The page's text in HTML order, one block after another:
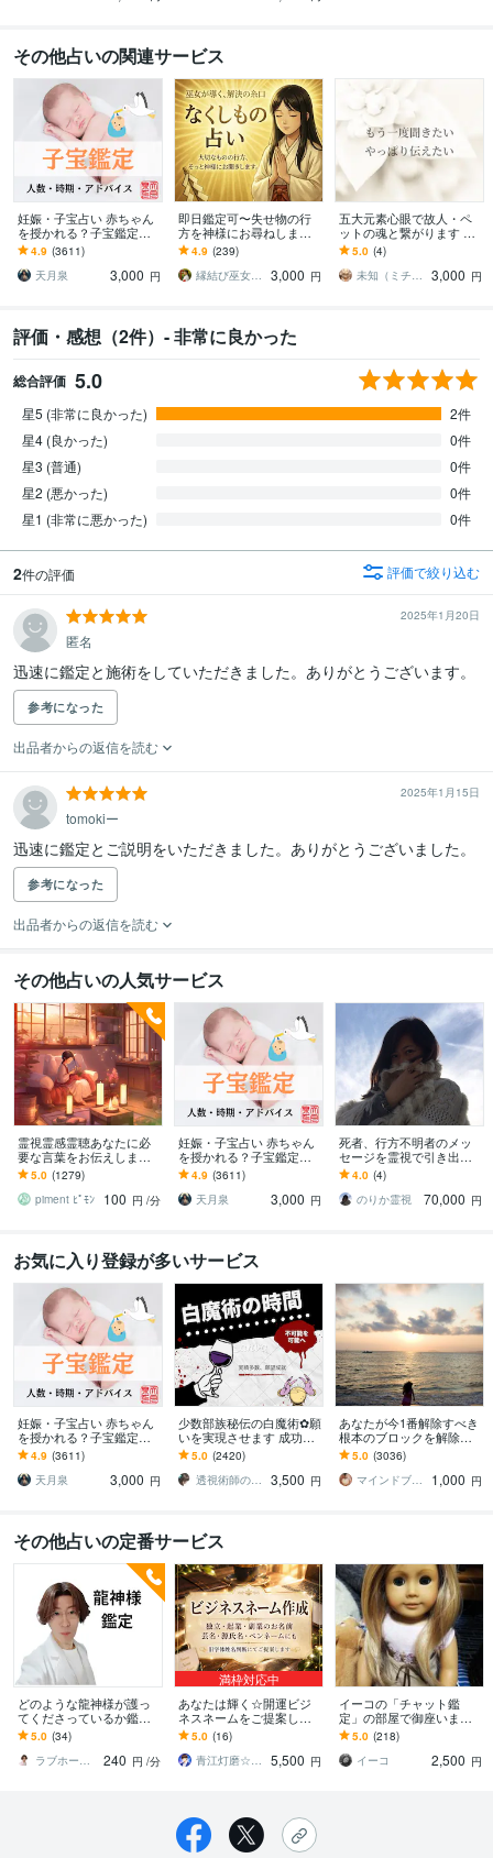
その他占いの関連サービス
妊娠・子宝占い 赤ちゃん
を授かれる？子宝鑑定し
ます 子供を授かるか、授
かる時期、性別、授かる
ための行動を鑑定
4.9 (3611)
天月泉
3,000 円
即日鑑定可〜失せ物の行
方を神様にお尋ねします
探し物、落とし物、紛失
物の行方を神様にお尋ね
します
4.9 (239)
縁結び巫女＊ゆい⛩️霊視鑑定
3,000 円
五大元素心眼で故人・ペ
ットの魂と繋がります 届
けられなかった言葉を、
魂レベルで繋いで届けま
す
5.0 (4)
​未知（ミチ）｜五大元素×インド心眼霊視
3,000 円
評価・感想（2件）- 非常に良かった
総合評価 5.0
星5 (非常に良かった)
2件
星4 (良かった)
0件
星3 (普通)
0件
星2 (悪かった)
0件
星1 (非常に悪かった)
0件
2件の評価 評価で絞り込む
2025年1月20日
匿名
迅速に鑑定と施術をしていただきました。ありがとうございます。
参考になった
出品者からの返信を読む
2025年1月15日
tomokiー
迅速に鑑定とご説明をいただきました。ありがとうございました。
参考になった
出品者からの返信を読む
その他占いの人気サービス
霊視霊感霊聴あなたに必
要な言葉をお伝えします
〜〜例えばふとこの場所
がリアルなのかわからな
くなる瞬間に〜〜
5.0 (1279)
piment ﾋﾟﾓﾝ
100 円 /分
妊娠・子宝占い 赤ちゃん
を授かれる？子宝鑑定し
ます 子供を授かるか、授
かる時期、性別、授かる
ための行動を鑑定
4.9 (3611)
天月泉
3,000 円
死者、行方不明者のメッ
セージを霊視で引き出し
ます 探偵に頼む前に。実
績多数、特殊な霊視鑑定
となります。
4.0 (4)
のりか霊視
70,000 円
お気に入り登録が多いサービス
妊娠・子宝占い 赤ちゃん
を授かれる？子宝鑑定し
ます 子供を授かるか、授
かる時期、性別、授かる
ための行動を鑑定
4.9 (3611)
天月泉
3,000 円
少数部族秘伝の白魔術✿願
いを実現させます 成功率8
0%☆願いを実現します✿
5.0 (2420)
透視術師のアリナ
3,500 円
あなたが今1番解除すべき
根本のブロックを解除し
ます とにかく現状を変え
たい方、上手くいかない
と感じている方へ
5.0 (3036)
マインドブロックバスター颯（soul）
1,000 円
その他占いの定番サービス
どのような龍神様が護っ
てくださっているか鑑定
します 龍神様から恋愛の
成就幸せになる言葉夢を
叶えるヒントおろします
5.0 (34)
ラブホープ声優占い師⭐
240 円 /分
満枠対応中
あなたは輝く☆開運ビジ
ネスネームをご提案しま
す 独立・企業/フリーラン
ス/実業家/自営業/芸名/源
氏名など
5.0 (16)
青江灯磨☆幸せ引き寄せ、開運の専門家
5,500 円
イーコの「チャット鑑
定」の部屋で御座います
イーコです！25分間の
「チャット鑑定」の部屋
です☺︎
5.0 (218)
イーコ
2,500 円